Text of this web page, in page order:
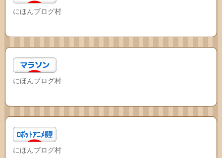
にほんブログ村
にほんブログ村
にほんブログ村